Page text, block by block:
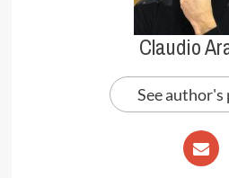
Claudio
See author's